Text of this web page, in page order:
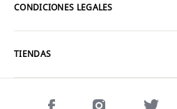
CONDICIONES LEGALES
TIENDAS